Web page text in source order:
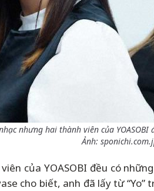
nhưng hai thành viên của
Ảnh:
của YOASOBI đều có
cho biết, anh đã lấy từ